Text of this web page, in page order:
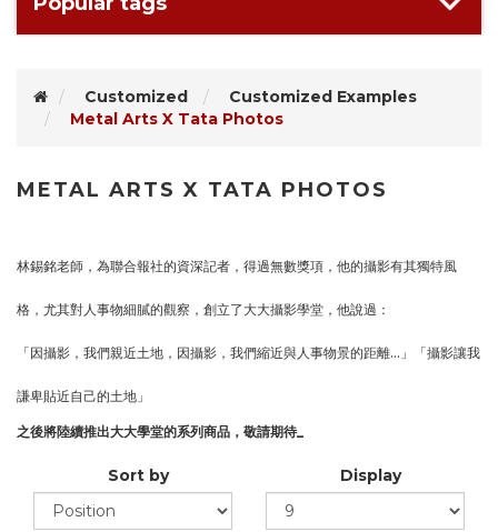
Customized
Customized Examples
Metal Arts X Tata Photos
METAL ARTS X TATA PHOTOS
林錫銘老師，為聯合報社的資深記者，得過無數獎項，他的攝影有其獨特風
格，尤其對人事物細膩的觀察，創立了大大攝影學堂，他說過：
「因攝影，我們親近土地，因攝影，我們縮近與人事物景的距離... 」「攝影讓我
謙卑貼近自己的土地」
之後將陸續推出大大學堂的系列商品，敬請期待_
Sort by Display